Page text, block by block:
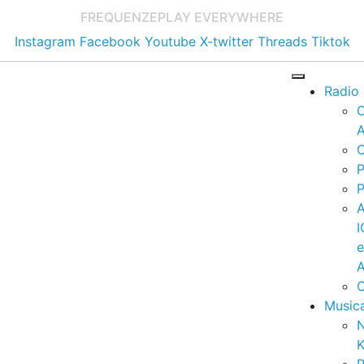
FREQUENZEPLAY EVERYWHERE
Instagram Facebook Youtube X-twitter Threads Tiktok
Radio
e